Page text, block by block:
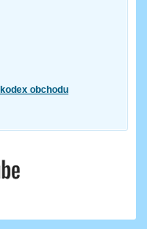
obchodu